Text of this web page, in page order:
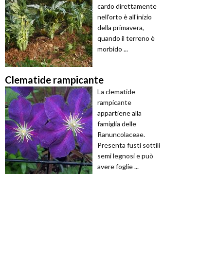
cardo direttamente
nell'orto è all'inizio
della primavera,
quando il terreno è
morbido ...
Clematide rampicante
La clematide
rampicante
appartiene alla
famiglia delle
Ranuncolaceae.
Presenta fusti sottili
semi legnosi e può
avere foglie ...